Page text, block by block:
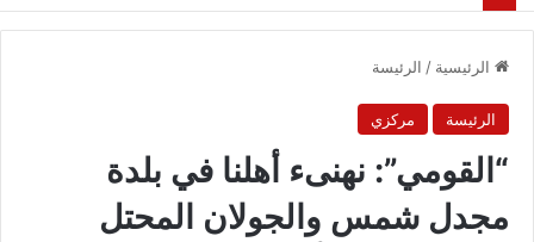
الرئيسية / الرئيسة
الرئيسة مركزي
“القومي”: نهنىء أهلنا في بلدة
مجدل شمس والجولان المحتل